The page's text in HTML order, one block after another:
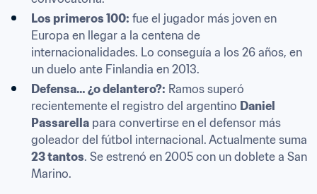
Los primeros 100: fue el jugador más joven en
Europa en llegar a la centena de
internacionalidades. Lo conseguía a los 26 años, en
un duelo ante Finlandia en 2013.
Defensa… ¿o delantero?: Ramos superó
recientemente el registro del argentino Daniel
Passarella para convertirse en el defensor más
23 tantos. Se estrenó en 2005 con un doblete a San
Marino.